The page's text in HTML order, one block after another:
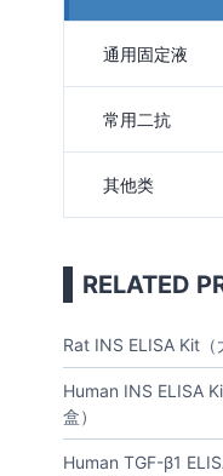
通用固定液
常用二抗
其他类
RELATED
Rat INS ELISA Kit（
Human INS ELISA
盒）
Human TGF-β1